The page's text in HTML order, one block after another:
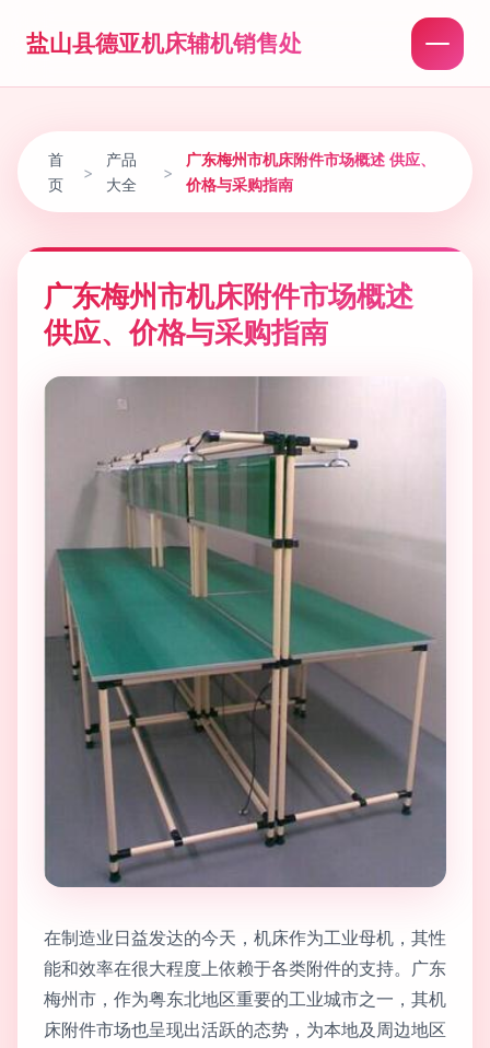
盐山县德亚机床辅机销售处
首
页
>
产品
大全
>
广东梅州市机床附件市场概述 供应、
价格与采购指南
广东梅州市机床附件市场概述
供应、价格与采购指南
在制造业日益发达的今天，机床作为工业母机，其性
能和效率在很大程度上依赖于各类附件的支持。广东
梅州市，作为粤东北地区重要的工业城市之一，其机
床附件市场也呈现出活跃的态势，为本地及周边地区